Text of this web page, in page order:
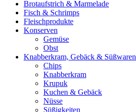
Brotaufstrich & Marmelade
Fisch & Schrimps
Fleischprodukte
Konserven
Gemüse
Obst
Knabberkram, Gebäck & Süßwaren
Chips
Knabberkram
Krupuk
Kuchen & Gebäck
Nüsse
Süßigkeiten